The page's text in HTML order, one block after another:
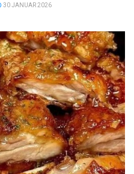
30 JANUAR 2026